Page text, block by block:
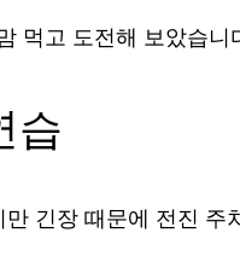
먹고 도전해 보았습
습
긴장 때문에 전진